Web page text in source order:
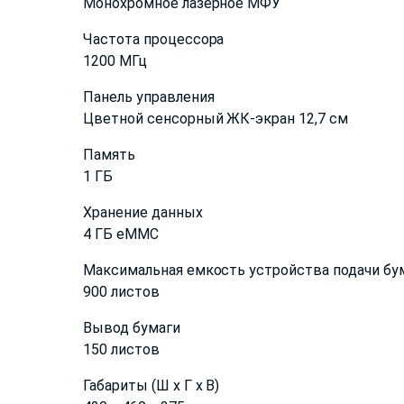
Частота процессора
1200 МГц
Панель управления
Цветной сенсорный ЖК-экран 12,7 см
Память
1 ГБ
Хранение данных
4 ГБ eMMC
Максимальная емкость устройства подачи
900 листов
Вывод бумаги
150 листов
Габариты (Ш x Г x В)